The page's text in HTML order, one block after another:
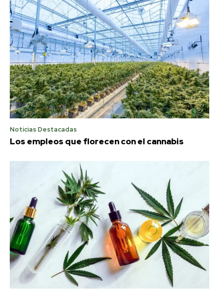
Noticias Destacadas
Los empleos que florecen con el cannabis